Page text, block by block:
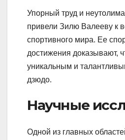
Упорный труд и
привели Зилю Валееву к
спортивного мира. Ее
достижения доказывают,
уникальным и
дзюдо.
Научные
Одной из главных